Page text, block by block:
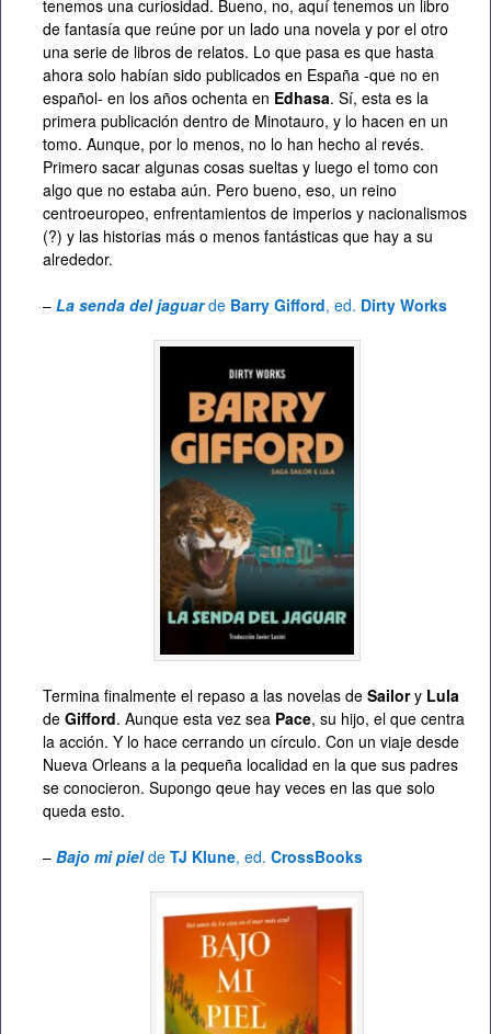
tenemos una curiosidad. Bueno, no, aquí tenemos un libro
de fantasía que reúne por un lado una novela y por el otro
una serie de libros de relatos. Lo que pasa es que hasta
ahora solo habían sido publicados en España -que no en
español- en los años ochenta en Edhasa. Sí, esta es la
primera publicación dentro de Minotauro, y lo hacen en un
tomo. Aunque, por lo menos, no lo han hecho al revés.
Primero sacar algunas cosas sueltas y luego el tomo con
algo que no estaba aún. Pero bueno, eso, un reino
centroeuropeo, enfrentamientos de imperios y nacionalismos
(?) y las historias más o menos fantásticas que hay a su
alrededor.
– La senda del jaguarde Barry Gifford, ed. Dirty Works
Termina finalmente el repaso a las novelas de Sailory Lula
de Gifford. Aunque esta vez sea Pace, su hijo, el que centra
la acción. Y lo hace cerrando un círculo. Con un viaje desde
Nueva Orleans a la pequeña localidad en la que sus padres
se conocieron. Supongo qeue hay veces en las que solo
queda esto.
– Bajo mi pielde TJ Klune, ed. CrossBooks